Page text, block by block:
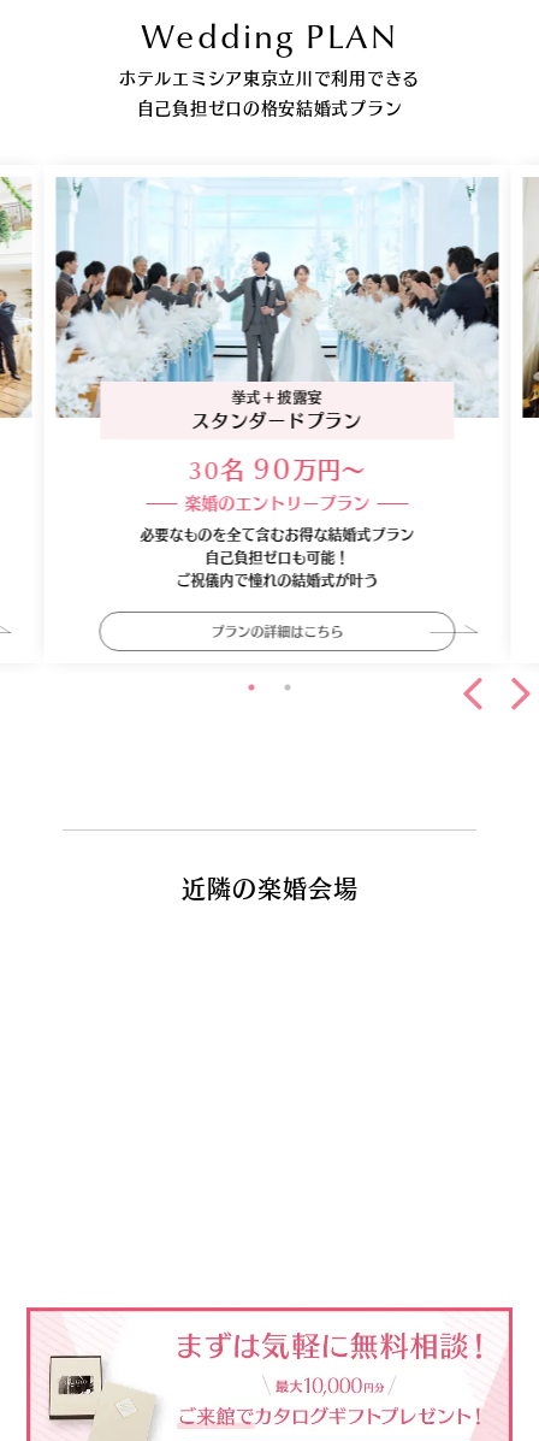
Wedding PLAN
ホテルエミシア東京立川で利用できる
自己負担ゼロの格安結婚式プラン
挙式＋披露宴
スタンダードプラン
30名 90万円〜
楽婚のエントリープラン
必要なものを全て含むお得な結婚式プラン
自己負担ゼロも可能！
ご祝儀内で憧れの結婚式が叶う
プランの詳細はこちら
近隣の楽婚会場